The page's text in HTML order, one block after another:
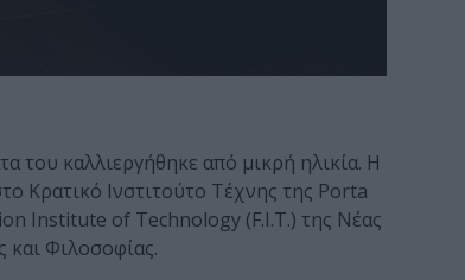
του καλλιεργήθηκε από μικρή ηλικία. Η
Κρατικό Ινστιτούτο Τέχνης της Porta
Institute of Technology (F.I.T.) της Νέας
Φιλοσοφίας.